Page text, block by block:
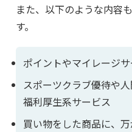
また、以下のような内容
す。
ポイントやマイレージ
スポーツクラブ優待や
福利厚生系サービス
買い物をした商品に、